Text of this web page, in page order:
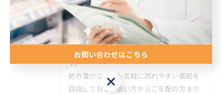
をブログのページで紹介しており、地域の
皆様にご覧いただいております。薬に関す
ること以外にも、健康な暮らしを送るため
に役立つ情報を発信しており人気がありま
す。
処方箋がなくても気軽に訪れやすい薬局を
目指しており、若い方からご年配の方まで
お問い合わせはこちら
お問い合わせはこちら